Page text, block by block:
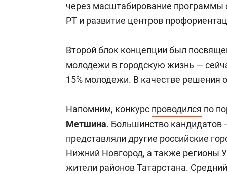
через масштабирование программы
РТ и развитие центров
Второй блок концепции был
молодежи в городскую жизнь —
15% молодежи. В качестве решения
Напомним, конкурс проводился по
Метшина. Большинство
представляли другие российские
Нижний Новгород, а также регионы
жители районов Татарстана.